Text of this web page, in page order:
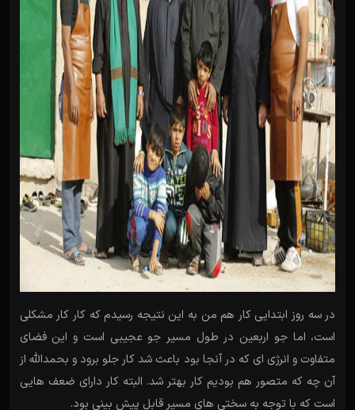
در سه روز ابتدایی کار هم من به این نتیجه رسیدم که کار کار مشکلی
است، اما جو اربعین در طول مسیر جو عجیبی است و این فضای
متفاوت و انرژی ای که در آنجا بود باعث شد کار جلو برود و بحمدالله از
آن چه که متصور هم بودیم کار بهتر شد. البته کار دارای ضعف هایی
است که با توجه به سختی های مسیر قابل پیش بینی بود.